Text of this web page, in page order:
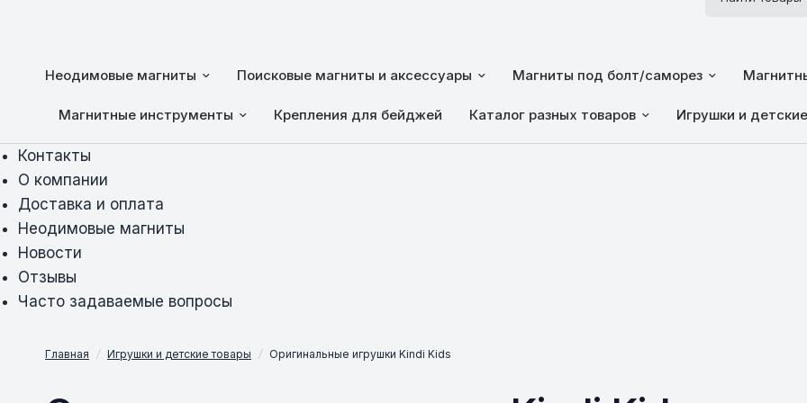
Неодимовые магниты Поисковые магниты и аксессуары Магниты под болт/саморез
Магнитные инструменты Крепления для бейджей Каталог разных товаров Игрушки и
Контакты
О компании
Доставка и оплата
Неодимовые магниты
Новости
Отзывы
Часто задаваемые вопросы
Главная / Игрушки и детские товары / Оригинальные игрушки Kindi Kids